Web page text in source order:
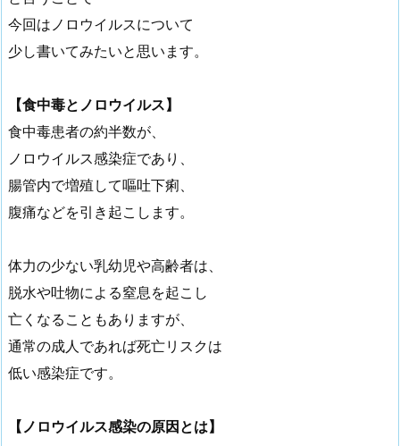
今回はノロウイルスについて
少し書いてみたいと思います。
【食中毒とノロウイルス】
食中毒患者の約半数が、
ノロウイルス感染症であり、
腸管内で増殖して嘔吐下痢、
腹痛などを引き起こします。
体力の少ない乳幼児や高齢者は、
脱水や吐物による窒息を起こし
亡くなることもありますが、
通常の成人であれば死亡リスクは
低い感染症です。
【ノロウイルス感染の原因とは】